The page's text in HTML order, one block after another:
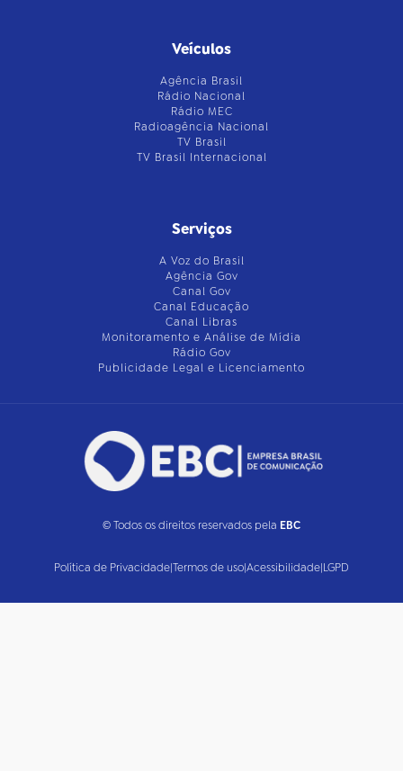
Veículos
Agência Brasil
Rádio Nacional
Rádio MEC
Radioagência Nacional
TV Brasil
TV Brasil Internacional
Serviços
A Voz do Brasil
Agência Gov
Canal Gov
Canal Educação
Canal Libras
Monitoramento e Análise de Mídia
Rádio Gov
Publicidade Legal e Licenciamento
© Todos os direitos reservados pela EBC
Política de Privacidade|Termos de uso|Acessibilidade|LGPD